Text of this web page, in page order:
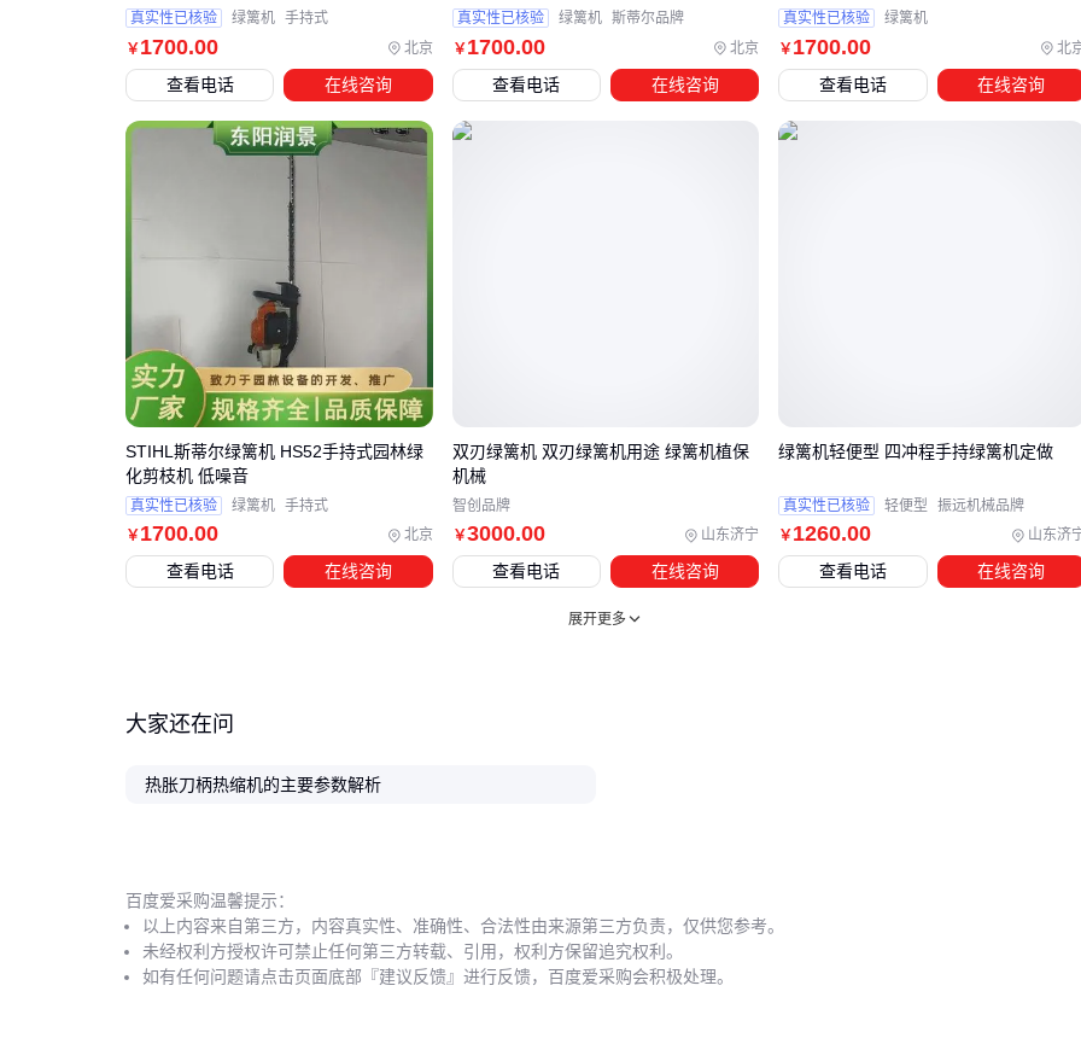
对于批量生产的车间，还需考虑刀具预调环节的效率瓶颈。机
外对刀仪能提前设定刀具长度和径向跳动，减少机床上的调试
时间。接触式预调仪适合常规加工，而影像测量型则更适应微
感应线圈清洁：每月用无水酒精清理氧化层，避免加热效率
油冷散热器
的通风孔需保持畅
通，连续作业时注意温度报警
超标。建议配备磁性拾取器快速清理主轴锥孔，并用
￥1700.00 北京
真实性已核验 绿篱机 手持式
查看电话 在线咨询
￥1700.00 北京
真实性已核验 绿篱机 斯蒂尔品牌
查看电话 在线咨询
￥1700.00 北
真实性已核验 绿篱机
查看电话 在线咨询
￥ 1700.00 北京
STIHL斯蒂尔绿篱机 HS52手持式园林绿
化剪枝机 低噪音
真实性已核验 绿篱机 手持式
查看电话 在线咨询
￥3000.00 山东济宁
双刃绿篱机 双刃绿篱机用途 绿篱机植保
机械
智创品牌
查看电话 在线咨询
￥ 1260.00 山东济
绿篱机轻便型 四冲程手持绿篱机定做
真实性已核验 轻便型 振远机械品牌
查看电话 在线咨询
展开更多
大家还在问
热胀刀柄热缩机的主要参数解析
百度爱采购温馨提示：
以上内容来自第三方，内容真实性、准确性、合法性由来源第三方负责，仅供您参考。
未经权利方授权许可禁止任何第三方转载、引用，权利方保留追究权利。
如有任何问题请点击页面底部『建议反馈』进行反馈，百度爱采购会积极处理。